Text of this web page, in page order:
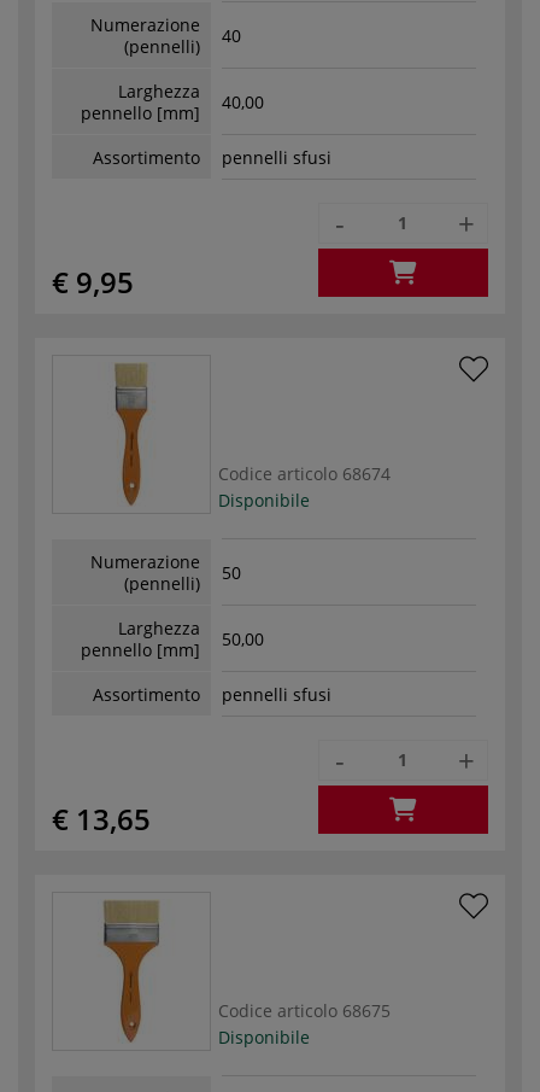
Numerazione
(pennelli)
40
Larghezza
pennello [mm]
40,00
Assortimento pennelli sfusi
€ 9,95
- +
Codice articolo 68674
Disponibile
Numerazione
(pennelli)
50
Larghezza
pennello [mm]
50,00
Assortimento pennelli sfusi
€ 13,65
- +
Codice articolo 68675
Disponibile